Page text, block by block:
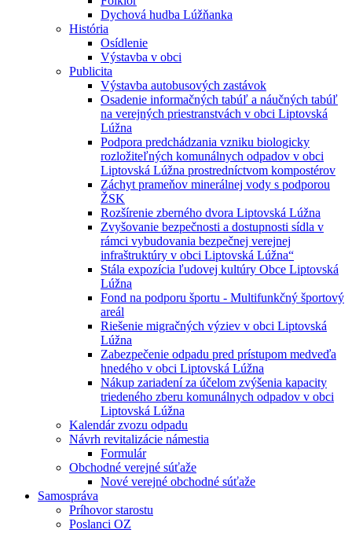
Dychová hudba Lúžňanka
História
Osídlenie
Výstavba v obci
Publicita
Výstavba autobusových zastávok
Osadenie informačných tabúľ a náučných tabúľ
na verejných priestranstvách v obci Liptovská
Lúžna
Podpora predchádzania vzniku biologicky
rozložiteľných komunálnych odpadov v obci
Liptovská Lúžna prostredníctvom kompostérov
Záchyt prameňov minerálnej vody s podporou
ŽSK
Rozšírenie zberného dvora Liptovská Lúžna
Zvyšovanie bezpečnosti a dostupnosti sídla v
rámci vybudovania bezpečnej verejnej
infraštruktúry v obci Liptovská Lúžna“
Stála expozícia ľudovej kultúry Obce Liptovská
Lúžna
Fond na podporu športu - Multifunkčný športový
areál
Riešenie migračných výziev v obci Liptovská
Lúžna
Zabezpečenie odpadu pred prístupom medveďa
hnedého v obci Liptovská Lúžna
Nákup zariadení za účelom zvýšenia kapacity
triedeného zberu komunálnych odpadov v obci
Liptovská Lúžna
Kalendár zvozu odpadu
Návrh revitalizácie námestia
Formulár
Obchodné verejné súťaže
Nové verejné obchodné súťaže
Samospráva
Príhovor starostu
Poslanci OZ